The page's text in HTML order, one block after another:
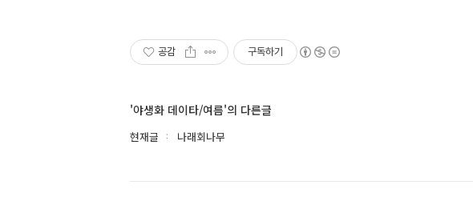
공감 구독하기
'야생화 데이타/여름'의 다른글
현재글 나래회나무